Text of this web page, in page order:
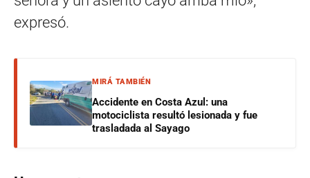
expresó.
MIRÁ TAMBIÉN
Accidente en Costa Azul: una
motociclista resultó lesionada y fue
trasladada al Sayago